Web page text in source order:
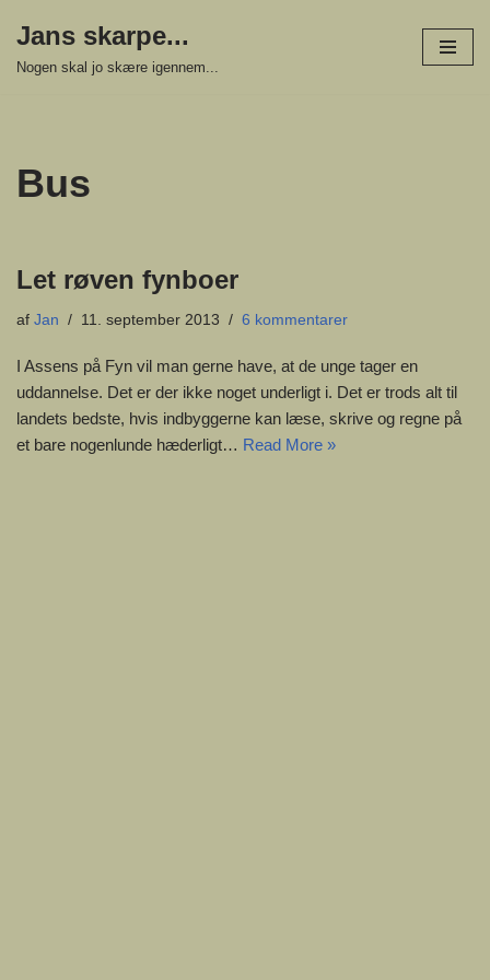
Spring
Jans skarpe...
Nogen skal jo skære igennem...
Bus
Let røven fynboer
af Jan 11. september 2013 6 kommentarer
I Assens på Fyn vil man gerne have, at de unge tager en
uddannelse. Det er der ikke noget underligt i. Det er trods alt til
landets bedste, hvis indbyggerne kan læse, skrive og regne på
et bare nogenlunde hæderligt… Read More »